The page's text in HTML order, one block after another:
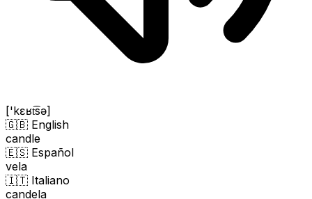
['kɛʁt͡sə]
🇬🇧 English
candle
🇪🇸 Español
vela
🇮🇹 Italiano
candela